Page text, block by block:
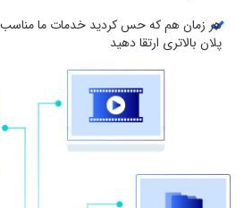
هر زمان هم که حس کردید خدمات ما مناسب
پلان بالاتری ارتقا دهید